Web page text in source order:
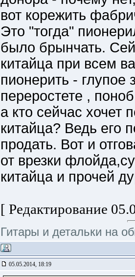
вот корежить
Это "тогда"
было брынчать.
китайца при всем
пионерить - глупое
переростете ,
а кто сейчас хочет
китайца? Ведь его
продать. Вот и
от врезки
китайца и прочей
[ Редактирование
Гитары и детальки на
05.05.2014, 18:19